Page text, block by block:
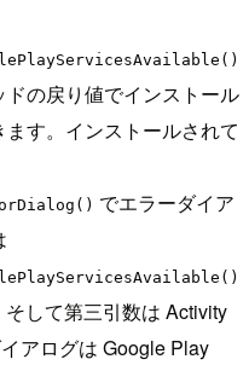
の戻り値でインストール
す。インストールされて
でエラーダイア
して第三引数は Activity
アログは Google Play